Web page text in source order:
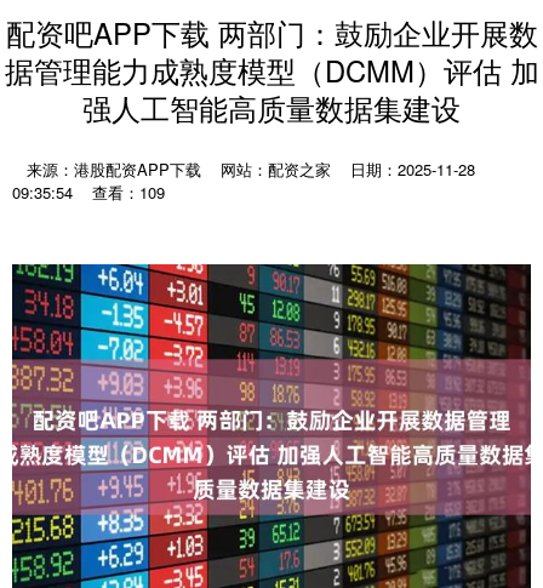
配资吧APP下载 两部门：鼓励企业开展数
据管理能力成熟度模型（DCMM）评估 加
强人工智能高质量数据集建设
来源：港股配资APP下载 网站：配资之家
日期：2025-11-28
09:35:54
查看：109